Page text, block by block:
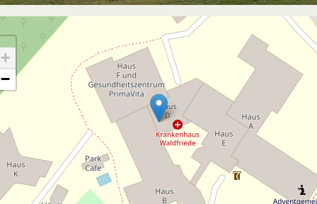
+
−